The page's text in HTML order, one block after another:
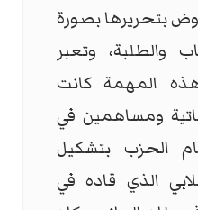
بتحريرها بصورة
والطلبة، وتعبر
المهمة كانت
ومساهمين في
الحزب بتشكيل
الذي قاده في